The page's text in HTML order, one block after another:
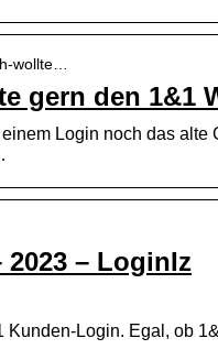
wollte…
gern den 1&1
Login noch das
– LoginIz
Login. Egal, ob